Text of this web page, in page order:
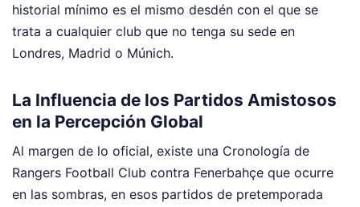
historial mínimo es el mismo desdén con el que se
trata a cualquier club que no tenga su sede en
Londres, Madrid o Múnich.
La Influencia de los Partidos Amistosos
en la Percepción Global
Al margen de lo oficial, existe una Cronología de
Rangers Football Club contra Fenerbahçe que ocurre
en las sombras, en esos partidos de pretemporada